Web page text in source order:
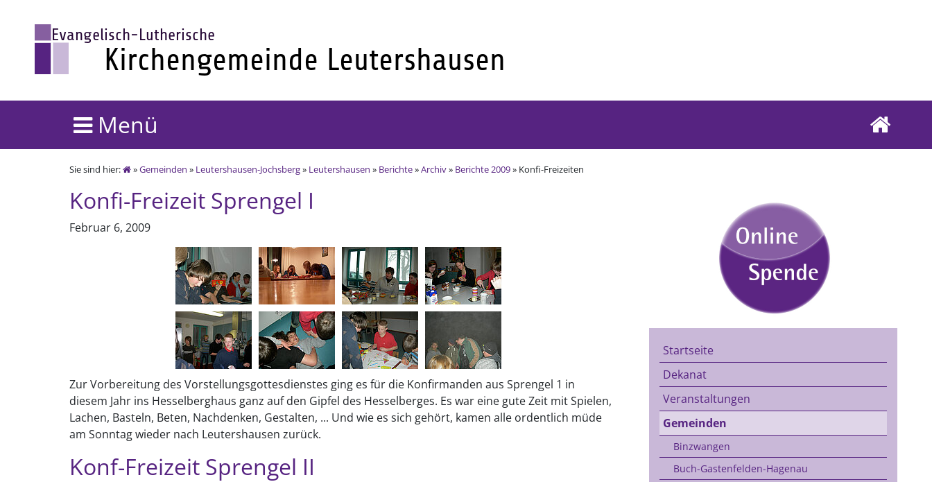
Menü
Sie sind hier: »Gemeinden » Leutershausen-Jochsberg» Leutershausen » Berichte»Archiv» Berichte 2009» Konfi-Freizeiten
Konfi-Freizeit Sprengel I
Februar 6, 2009
Zur Vorbereitung des Vorstellungsgottesdienstes ging es für die Konfirmanden aus Sprengel 1 in
diesem Jahr ins Hesselberghaus ganz auf den Gipfel des Hesselberges. Es war eine gute Zeit mit Spielen,
Lachen, Basteln, Beten, Nachdenken, Gestalten, ... Und wie es sich gehört, kamen alle ordentlich müde
am Sonntag wieder nach Leutershausen zurück.
Konf-Freizeit Sprengel II
Startseite
Dekanat
Veranstaltungen
Gemeinden
Binzwangen
Buch-Gastenfelden-Hagenau